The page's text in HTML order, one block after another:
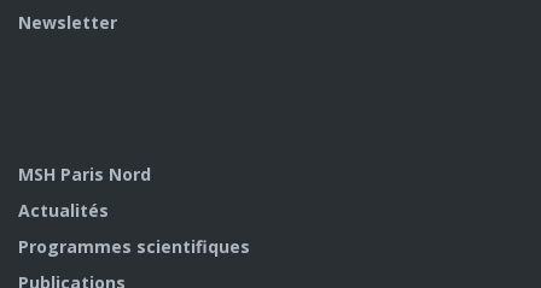
Newsletter
MSH Paris Nord
Actualités
Programmes scientifiques
Publications